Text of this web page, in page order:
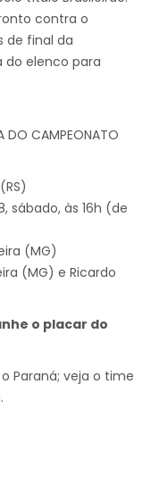
contra o
de final da
do elenco para
DO CAMPEONATO
sábado, às 16h (de
(MG)
(MG) e Ricardo
o placar do
Paraná; veja o time